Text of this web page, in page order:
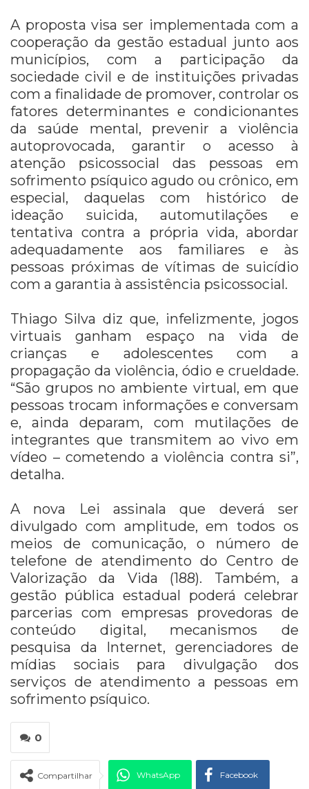
A proposta visa ser implementada com a
cooperação da gestão estadual junto aos
municípios, com a participação da
sociedade civil e de instituições privadas
com a finalidade de promover, controlar os
fatores determinantes e condicionantes
da saúde mental, prevenir a violência
autoprovocada, garantir o acesso à
atenção psicossocial das pessoas em
sofrimento psíquico agudo ou crônico, em
especial, daquelas com histórico de
ideação suicida, automutilações e
tentativa contra a própria vida, abordar
adequadamente aos familiares e às
pessoas próximas de vítimas de suicídio
com a garantia à assistência psicossocial.
Thiago Silva diz que, infelizmente, jogos
virtuais ganham espaço na vida de
crianças e adolescentes com a
propagação da violência, ódio e crueldade.
“São grupos no ambiente virtual, em que
pessoas trocam informações e conversam
e, ainda deparam, com mutilações de
integrantes que transmitem ao vivo em
vídeo – cometendo a violência contra si”,
detalha.
A nova Lei assinala que deverá ser
divulgado com amplitude, em todos os
meios de comunicação, o número de
telefone de atendimento do Centro de
Valorização da Vida (188). Também, a
gestão pública estadual poderá celebrar
parcerias com empresas provedoras de
conteúdo digital, mecanismos de
pesquisa da Internet, gerenciadores de
mídias sociais para divulgação dos
serviços de atendimento a pessoas em
sofrimento psíquico.
0
Compartilhar WhatsApp Facebook